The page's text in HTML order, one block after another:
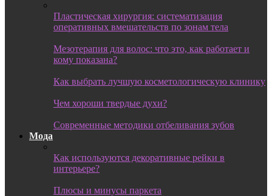
Пластическая хирургия: систематизация
оперативных вмешательств по зонам тела
Мезотерапия для волос: что это, как работает и
кому показана?
Как выбрать лучшую косметологическую клинику
Чем хороши твердые духи?
Современные методики отбеливания зубов
Мода
Как используются декоративные рейки в
интерьере?
Плюсы и минусы паркета